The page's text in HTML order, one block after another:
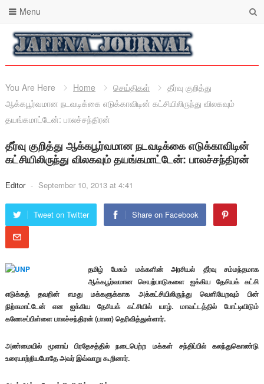
Menu
You Are Here Home செய்திகள்
தீர்வு குறித்து
ஆக்கபூர்வமான நடவடிக்கை எடுக்காவிடின் கட்சியிலிருந்து விலகவும்
தயங்கமாட்டேன்: பாலச்சந்திரன்
தீர்வு குறித்து ஆக்கபூர்வமான நடவடிக்கை எடுக்காவிடின்
கட்சியிலிருந்து விலகவும் தயங்கமாட்டேன்: பாலச்சந்திரன்
Editor - September 10, 2013 at 4:41
Tweet on Twitter Share on Facebook
தமிழ் பேசும் மக்களின் அரசியல் தீர்வு சம்மந்தமாக
ஆக்கபூர்வமான செயற்பாடுகளை ஐக்கிய தேசியக் கட்சி
எடுக்கத் தவறின் எமது மக்களுக்காக அக்கட்சியிலிருந்து வெளியேறவும் பின்
நிற்கமாட்டேன் என ஐக்கிய தேசியக் கட்சியில் யாழ். மாவட்டத்தில் போட்டியிடும்
கணேசப்பிள்ளை பாலச்சந்திரன் (பாலா) தெரிவித்துள்ளார்.
அண்மையில் மூளாய் பிரதேசத்தில் நடைபெற்ற மக்கள் சந்திப்பில் கலந்துகொண்டு
உரையாற்றியபோதே அவர் இவ்வாறு கூறினார்.